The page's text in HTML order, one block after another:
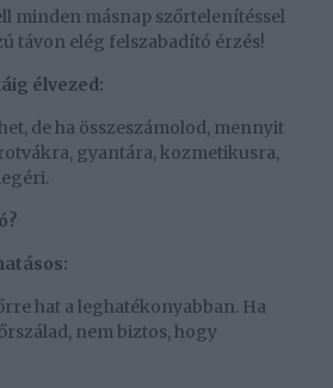
minden másnap szőrtelenítéssel
távon elég felszabadító érzés!
élvezed:
de ha összeszámolod, mennyit
gyantára, kozmetikusra,
hat a leghatékonyabban. Ha
nem biztos, hogy